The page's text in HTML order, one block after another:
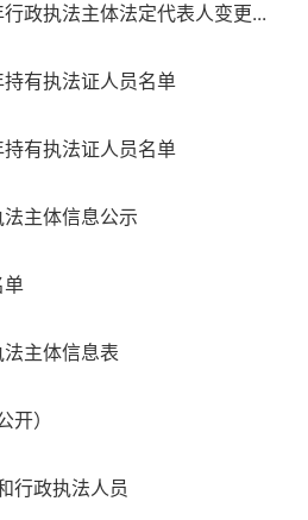
政执法主体法定代表人变更...
有执法证人员名单
有执法证人员名单
主体信息公示
单
主体信息表
）
行政执法人员